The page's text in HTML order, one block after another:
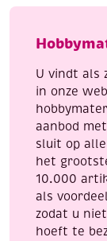
ml,
aantal
U vindt als
in onze
aanbod
sluit op
het
10.000
als
zodat u
hoeft te